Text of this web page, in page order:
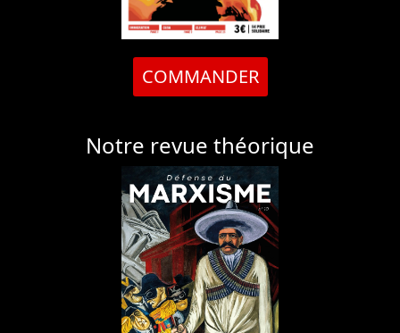
COMMANDER
Notre revue théorique